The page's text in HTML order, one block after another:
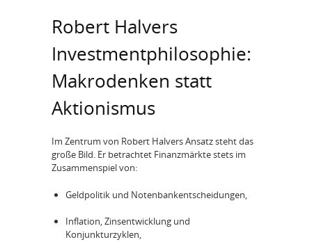
Robert Halvers
Investmentphilosophie:
Makrodenken statt
Aktionismus
Im Zentrum von Robert Halvers Ansatz steht das
große Bild. Er betrachtet Finanzmärkte stets im
Zusammenspiel von:
Geldpolitik und Notenbankentscheidungen,
Inflation, Zinsentwicklung und
Konjunkturzyklen,